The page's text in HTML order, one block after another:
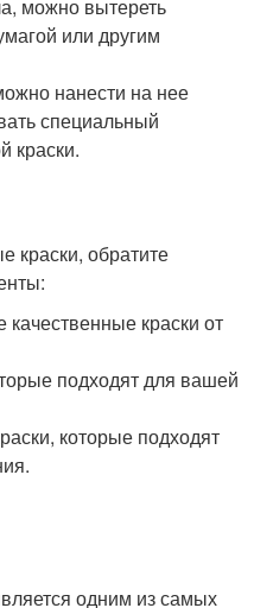
можно вытереть
или другим
нанести на нее
специальный
краски.
краски, обратите
качественные краски от
подходят для вашей
которые подходят
одним из самых